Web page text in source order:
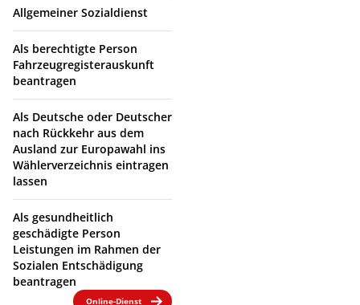
Allgemeiner Sozialdienst
Als berechtigte Person
Fahrzeugregisterauskunft
beantragen
Als Deutsche oder Deutscher
nach Rückkehr aus dem
Ausland zur Europawahl ins
Wählerverzeichnis eintragen
lassen
Als gesundheitlich
geschädigte Person
Leistungen im Rahmen der
Sozialen Entschädigung
beantragen
Online-Dienst